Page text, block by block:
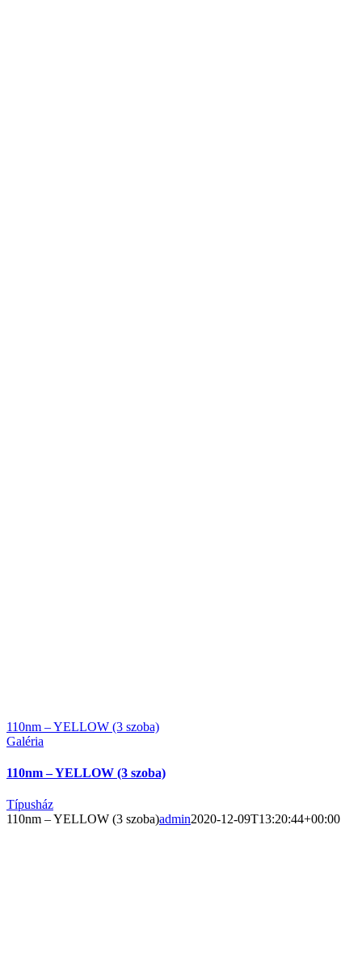
110nm – YELLOW (3 szoba)
Galéria
110nm – YELLOW (3 szoba)
Típusház
110nm – YELLOW (3 szoba)admin2020-12-09T13:20:44+00:00